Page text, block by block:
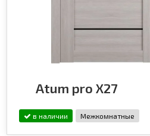
Atum pro X27
в наличии Межкомнатные